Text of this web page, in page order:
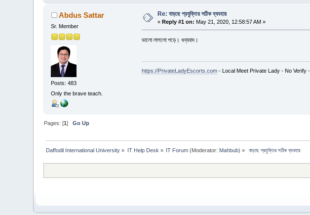
Abdus Sattar
Sr. Member
Posts: 483
Only the brave teach.
Re: বাড়ছে প্রযুক্তির সঠিক ব্যবহার
« Reply #1 on: May 21, 2020, 12:58:57 AM »
ভালো লাগলো পড়ে। ধন্যবাদ।
https://PrivateLadyEscorts.com- Local Meet Private Lady - No Verify
Pages: [1]Go Up
Daffodil International University » IT Help Desk» IT Forum (Moderator: Mahbub) » বাড়ছে প্রযুক্তির সঠিক ব্যবহার